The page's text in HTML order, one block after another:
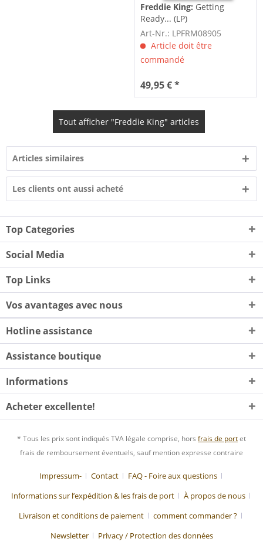
Freddie King: Getting
Ready... (LP)
Art-Nr.: LPFRM08905
Article doit être
commandé
49,95 € *
Tout afficher "Freddie King" articles
Articles similaires
Les clients ont aussi acheté
Top Categories
Social Media
Top Links
Vos avantages avec nous
Hotline assistance
Assistance boutique
Informations
Acheter excellente!
* Tous les prix sont indiqués TVA légale comprise, hors frais de portet
frais de remboursement éventuels, sauf mention expresse contraire
Impressum- Contact
FAQ - Foire aux questions
Informations sur l’expédition & les frais de port
À propos de nous
Livraison et conditions de paiement
comment commander ?
Newsletter
Privacy / Protection des données